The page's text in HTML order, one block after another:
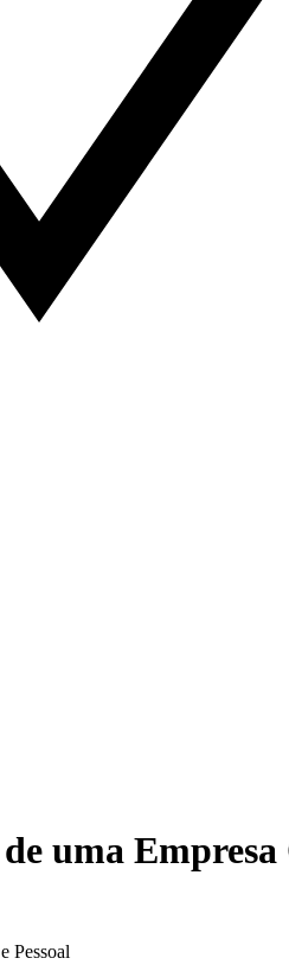
uma
Pessoal